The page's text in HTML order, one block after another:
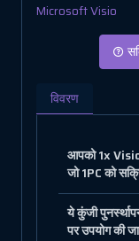
Microsoft Visio
विवरण
आपको 1x
जो 1PC को
ये कुंजी
पर उपयोग की